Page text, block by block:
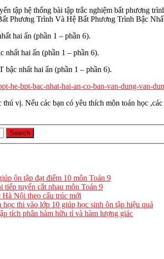
tập hệ thống bài tập trắc nghiệm bất phương
Phương Trình Và Hệ Bất Phương Trình Bậc
hai ẩn (phần 1 – phần 6).
nhất hai ẩn (phần 1 – phần 6).
nhất hai ẩn (phần 1 – phần 6).
he-bpt-bac-nhat-hai-an-co-ban-van-dung-van-
vị. Nếu các bạn có yêu thích môn toán học
ôn tập đạt điểm 10 môn Toán 9
tiếp tuyến cắt nhau môn Toán 9
Nội theo cấu trúc mới
thi vào lớp 10 giúp học sinh ôn tập hiệu quả
tích phân hàm hữu tỉ và hàm lượng giác